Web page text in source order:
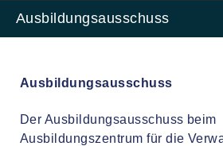
Ausbildungsausschuss
Ausbildungsausschuss
Der Ausbildungsausschuss beim
Ausbildungszentrum für die